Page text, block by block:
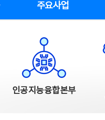
주요사업
인공지능융합본부